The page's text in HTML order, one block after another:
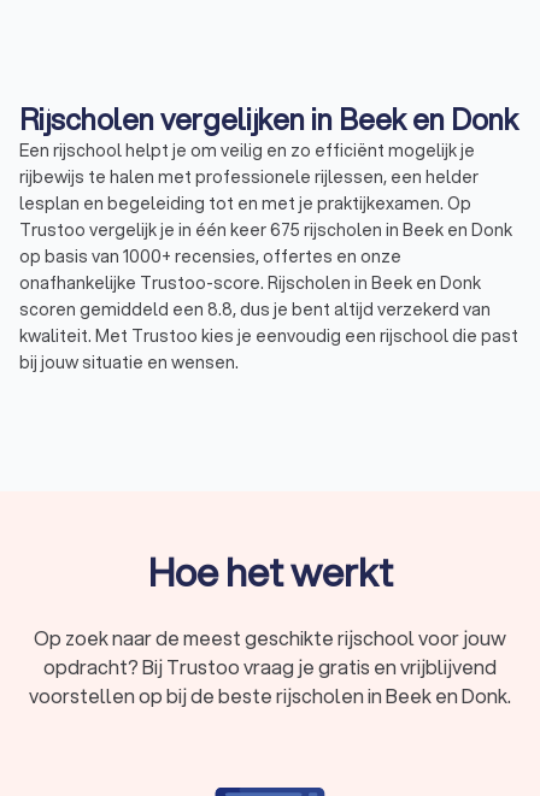
Rijscholen vergelijken in Beek en Donk
Een rijschool helpt je om veilig en zo efficiënt mogelijk je
rijbewijs te halen met professionele rijlessen, een helder
lesplan en begeleiding tot en met je praktijkexamen. Op
Trustoo vergelijk je in één keer 675 rijscholen in Beek en Donk
op basis van 1000+ recensies, offertes en onze
onafhankelijke Trustoo-score. Rijscholen in Beek en Donk
scoren gemiddeld een 8.8, dus je bent altijd verzekerd van
kwaliteit. Met Trustoo kies je eenvoudig een rijschool die past
bij jouw situatie en wensen.
past: vanspoedcursus faalangstbegeleiding
Verschillende lespakketten met rijlessen van
Vergelijk675 rijscholenin Beek en Donk en lees
1000+ reviews.
Hoe het werkt
Op zoek naar de meest geschikte rijschool voor jouw
opdracht? Bij Trustoo vraag je gratis en vrijblijvend
voorstellen op bij de beste rijscholen in Beek en Donk.